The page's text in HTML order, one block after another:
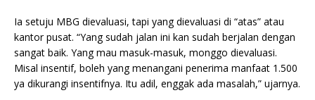
Ia setuju MBG dievaluasi, tapi yang dievaluasi di “atas” atau
kantor pusat. “Yang sudah jalan ini kan sudah berjalan dengan
sangat baik. Yang mau masuk-masuk, monggo dievaluasi.
Misal insentif, boleh yang menangani penerima manfaat 1.500
ya dikurangi insentifnya. Itu adil, enggak ada masalah,” ujarnya.